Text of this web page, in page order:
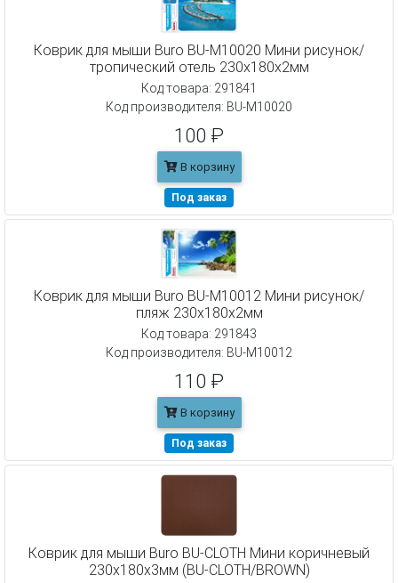
Коврик для мыши Buro BU-M10020 Мини рисунок/
тропический отель 230x180x2мм
Код товара: 291841
Код производителя: BU-M10020
100 ₽
В корзину
Под заказ
Коврик для мыши Buro BU-M10012 Мини рисунок/
пляж 230x180x2мм
Код товара: 291843
Код производителя: BU-M10012
110 ₽
В корзину
Под заказ
Коврик для мыши Buro BU-CLOTH Мини коричневый
230x180x3мм (BU-CLOTH/BROWN)